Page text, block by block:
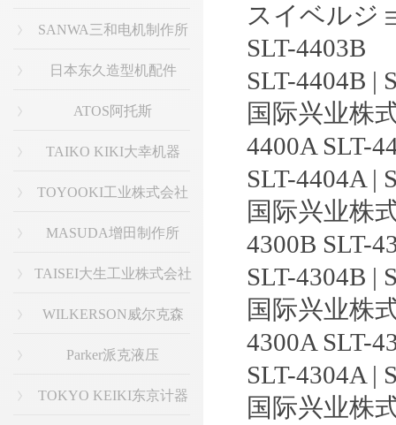
SANWA三和电机制作所
日本东久造型机配件
ATOS阿托斯
TAIKO KIKI大幸机器
TOYOOKI工业株式会社
MASUDA增田制作所
TAISEI大生工业株式会社
WILKERSON威尔克森
Parker派克液压
TOKYO KEIKI东京计器
スイベルジ
SLT-4403B
SLT-4404B |
国际兴业株
4400A SLT-
SLT-4404A |
国际兴业株
4300B SLT-
SLT-4304B |
国际兴业株
4300A SLT-
SLT-4304A |
国际兴业株